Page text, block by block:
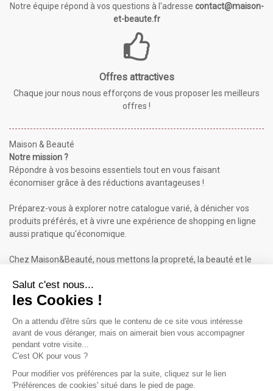
Notre équipe répond à vos questions à l'adresse contact@maison-
et-beaute.fr
Offres attractives
Chaque jour nous nous efforçons de vous proposer les meilleurs
offres !
Maison & Beauté
Notre mission ?
Répondre à vos besoins essentiels tout en vous faisant
économiser grâce à des réductions avantageuses !
Préparez-vous à explorer notre catalogue varié, à dénicher vos
produits préférés, et à vivre une expérience de shopping en ligne
aussi pratique qu'économique.
Chez Maison&Beauté, nous mettons la propreté, la beauté et le
Maison & Beauté : Informations
À propos de nous
Conditions générales de vente (CGV)
Plan du site
Contactez-nous
Inscrivez-vous à notre Newsletter